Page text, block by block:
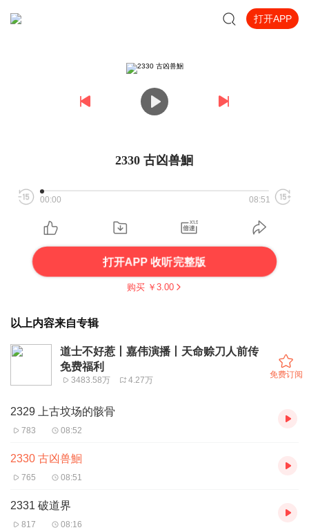
打开APP
2330 古凶兽鮰
00:00 08:51
打开APP 收听完整版
购买 ￥ 3.00
以上内容来自专辑
道士不好惹丨嘉伟演播丨天命赊刀人前传
免费福利
3483.58万 4.27万
免费订阅
2329 上古坟场的骸骨
783 08:52
2330 古凶兽鮰
765 08:51
2331 破道界
817 08:16